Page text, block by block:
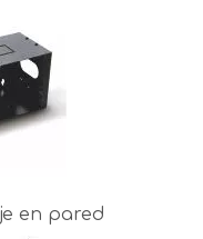
en pared